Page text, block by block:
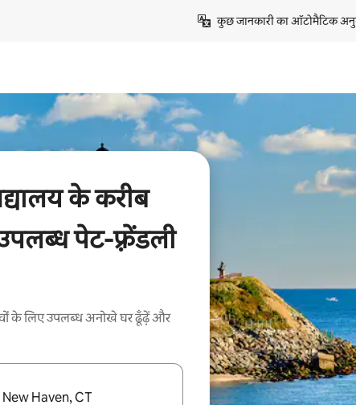
कुछ जानकारी का ऑटोमैटिक
के करीब
पेट-फ़्रेंडली
के लिए उपलब्ध अनोखे घर ढूँढ़ें और
पर, अप और डाउन 'ऐरो की' का इस्तेमाल करके नेविगेट करें या टच या फिर स्वाइप